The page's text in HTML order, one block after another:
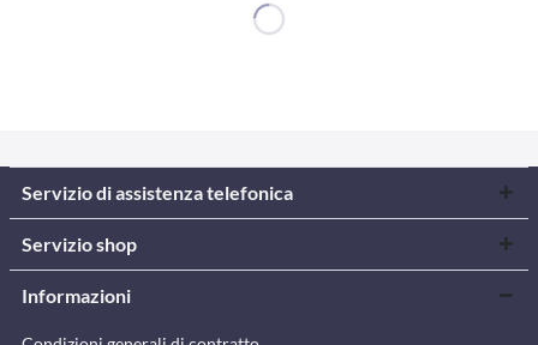
Servizio di assistenza telefonica
Servizio shop
Informazioni